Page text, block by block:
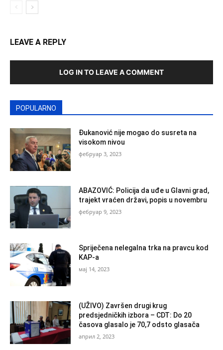
LEAVE A REPLY
LOG IN TO LEAVE A COMMENT
POPULARNO
Đukanović nije mogao do susreta na
visokom nivou
фебруар 3, 2023
ABAZOVIĆ: Policija da uđe u Glavni grad,
trajekt vraćen državi, popis u novembru
фебруар 9, 2023
Spriječena nelegalna trka na pravcu kod
KAP-a
мај 14, 2023
(UŽIVO) Završen drugi krug
predsjedničkih izbora – CDT: Do 20
časova glasalo je 70,7 odsto glasača
април 2, 2023